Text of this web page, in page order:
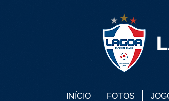
INÍCIO FOTOS